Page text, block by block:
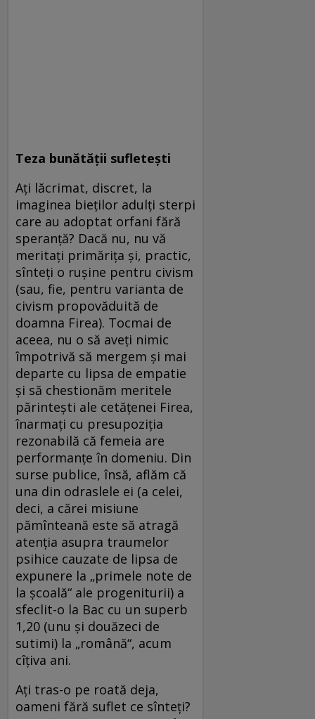
Teza bunătății sufletești
Ați lăcrimat, discret, la
imaginea bieților adulți sterpi
care au adoptat orfani fără
speranță? Dacă nu, nu vă
meritați primărița și, practic,
sînteți o rușine pentru civism
(sau, fie, pentru varianta de
civism propovăduită de
doamna Firea). Tocmai de
aceea, nu o să aveți nimic
împotrivă să mergem și mai
departe cu lipsa de empatie
și să chestionăm meritele
părintești ale cetățenei Firea,
înarmați cu presupoziția
rezonabilă că femeia are
performanțe în domeniu. Din
surse publice, însă, aflăm că
una din odraslele ei (a celei,
deci, a cărei misiune
pămînteană este să atragă
atenția asupra traumelor
psihice cauzate de lipsa de
expunere la „primele note de
la şcoală“ ale progeniturii) a
sfeclit-o la Bac cu un superb
1,20 (unu și douăzeci de
sutimi) la „română“, acum
cîțiva ani.
Ați tras-o pe roată deja,
oameni fără suflet ce sînteți?